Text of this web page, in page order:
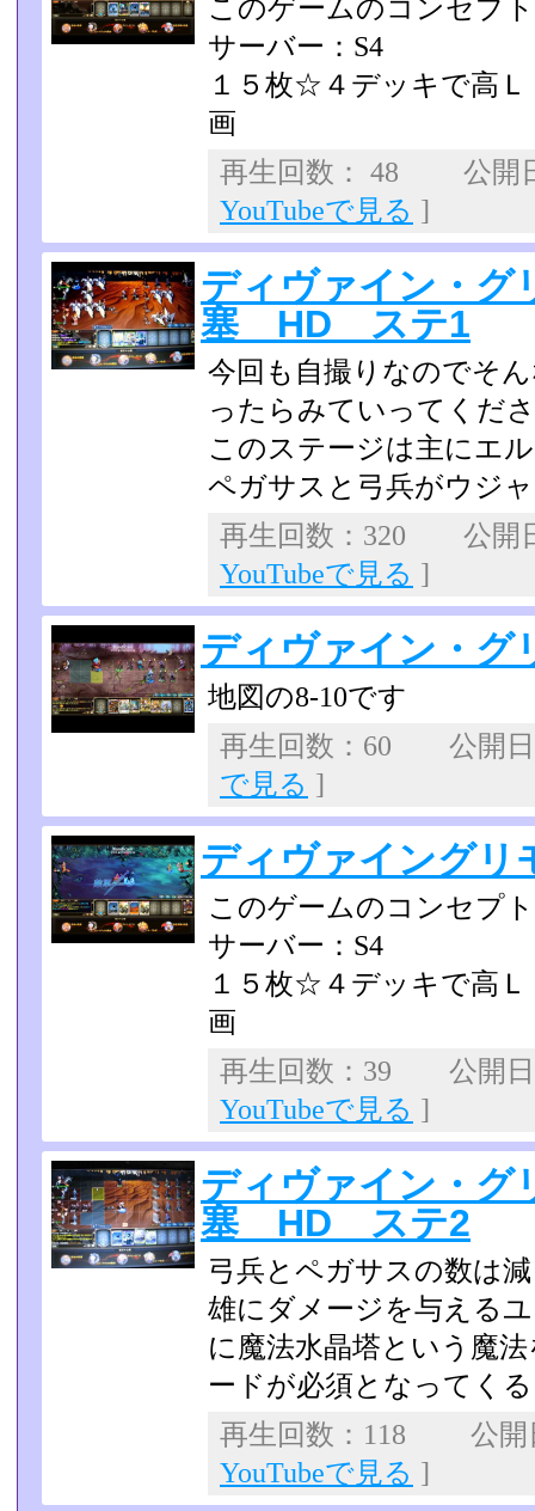
このゲームのコンセプ
サーバー：S4
１５枚☆４デッキで高
画
再生回数： 48 公開
YouTubeで見る ]
ディヴァイン・グ
塞 HD ステ1
今回も自撮りなのでそ
ったらみていってくだ
このステージは主にエ
ペガサスと弓兵がウジ
再生回数：320 公開
YouTubeで見る ]
ディヴァイン・グ
地図の8-10です
再生回数：60 公開
で見る ]
ディヴァイングリ
このゲームのコンセプ
サーバー：S4
１５枚☆４デッキで高
画
再生回数：39 公開
YouTubeで見る ]
ディヴァイン・グ
塞 HD ステ2
弓兵とペガサスの数は
雄にダメージを与える
に魔法水晶塔という魔
ードが必須となってく
再生回数：118 公
YouTubeで見る ]